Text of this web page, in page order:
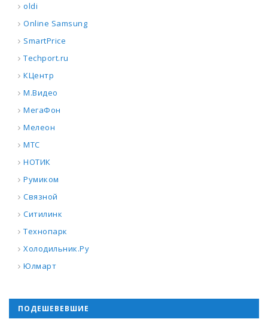
oldi
Online Samsung
SmartPrice
Techport.ru
КЦентр
М.Видео
МегаФон
Мелеон
МТС
НОТИК
Румиком
Связной
Ситилинк
Технопарк
Холодильник.Ру
Юлмарт
ПОДЕШЕВЕВШИЕ